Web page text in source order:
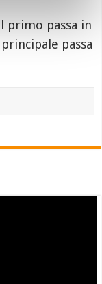
primo passa in
passa